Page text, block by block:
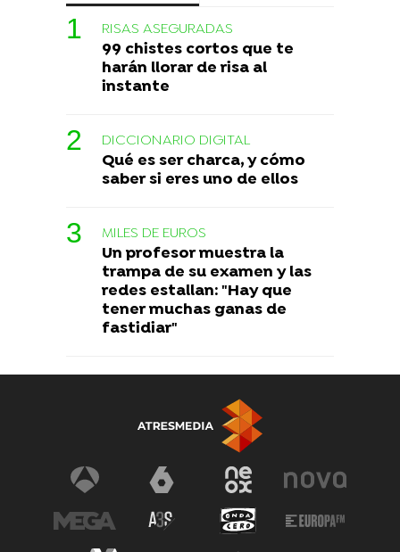
RISAS ASEGURADAS
99 chistes cortos que te
harán llorar de risa al
instante
DICCIONARIO DIGITAL
Qué es ser charca, y cómo
saber si eres uno de ellos
MILES DE EUROS
Un profesor muestra la
trampa de su examen y las
redes estallan: "Hay que
tener muchas ganas de
fastidiar"